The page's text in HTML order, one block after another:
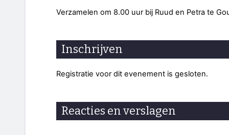
Verzamelen om 8.00 uur bij Ruud en Petra te
Inschrijven
Registratie voor dit evenement is gesloten.
Reacties en verslagen